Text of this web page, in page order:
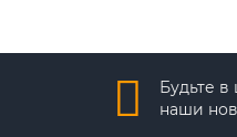
Будьте
наши